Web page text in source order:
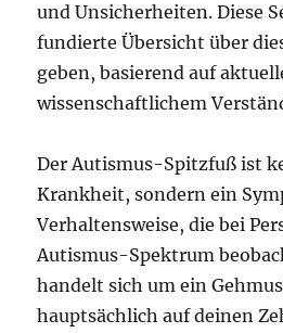
und Unsicherheiten. Diese
fundierte Übersicht über
geben, basierend auf
wissenschaftlichem
Der Autismus-Spitzfuß ist
Krankheit, sondern ein
Verhaltensweise, die bei
Autismus-Spektrum
handelt sich um ein
hauptsächlich auf deinen